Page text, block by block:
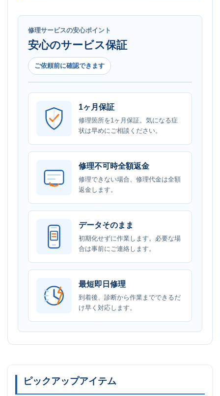
修理サービスの安心ポイント
安心のサービス保証
ご依頼前に確認できます
1ヶ月保証
修理箇所を1ヶ月保証。気になる症
状は早めにご相談ください。
修理不可時全額返金
修理できない場合、修理代金は全額
返金します。
データそのまま
初期化せずに作業します。必要な場
合は事前にご連絡します。
最短即日修理
到着後、診断から作業までできるだ
け早く対応します。
ピックアップアイテム